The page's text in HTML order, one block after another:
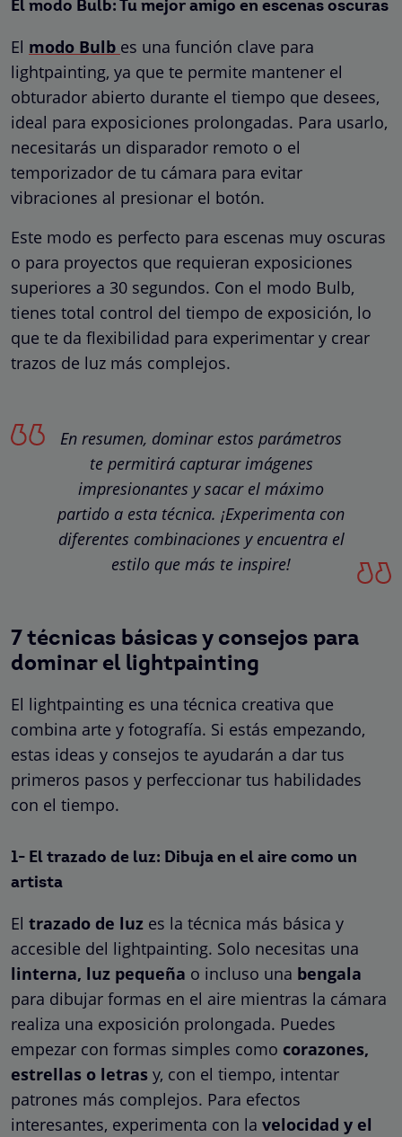
El modo Bulb: Tu mejor amigo en escenas oscuras
El modo Bulb es una función clave para
lightpainting, ya que te permite mantener el
obturador abierto durante el tiempo que desees,
ideal para exposiciones prolongadas. Para usarlo,
necesitarás un disparador remoto o el
temporizador de tu cámara para evitar
vibraciones al presionar el botón.
Este modo es perfecto para escenas muy oscuras
o para proyectos que requieran exposiciones
superiores a 30 segundos. Con el modo Bulb,
tienes total control del tiempo de exposición, lo
que te da flexibilidad para experimentar y crear
trazos de luz más complejos.
En resumen, dominar estos parámetros
te permitirá capturar imágenes
impresionantes y sacar el máximo
partido a esta técnica. ¡Experimenta con
diferentes combinaciones y encuentra el
estilo que más te inspire!
7 técnicas básicas y consejos para
dominar el lightpainting
El lightpainting es una técnica creativa que
combina arte y fotografía. Si estás empezando,
estas ideas y consejos te ayudarán a dar tus
primeros pasos y perfeccionar tus habilidades
con el tiempo.
1- El trazado de luz: Dibuja en el aire como un
artista
El trazado de luz es la técnica más básica y
accesible del lightpainting. Solo necesitas una
linterna, luz pequeña o incluso una bengala
para dibujar formas en el aire mientras la cámara
realiza una exposición prolongada. Puedes
empezar con formas simples como corazones,
estrellas o letras y, con el tiempo, intentar
patrones más complejos. Para efectos
interesantes, experimenta con la velocidad y el